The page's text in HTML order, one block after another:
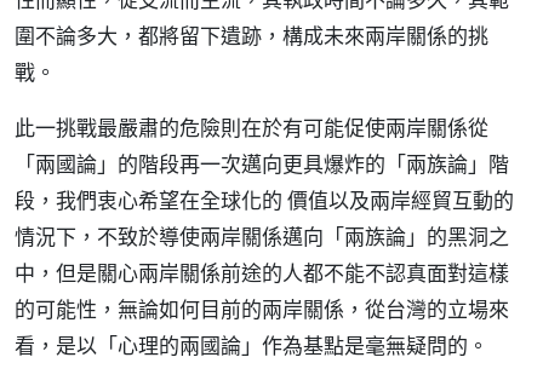
圍不論多大，都將留下遺跡，構成未來兩岸關係的挑
戰。
此一挑戰最嚴肅的危險則在於有可能促使兩岸關係從
「兩國論」的階段再一次邁向更具爆炸的「兩族論」階
段，我們衷心希望在全球化的 價值以及兩岸經貿互動的
情況下，不致於導使兩岸關係邁向「兩族論」的黑洞之
中，但是關心兩岸關係前途的人都不能不認真面對這樣
的可能性，無論如何目前的兩岸關係，從台灣的立場來
看，是以「心理的兩國論」作為基點是毫無疑問的。